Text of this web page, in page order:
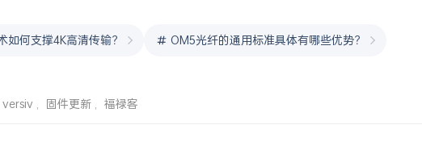
何支撑4K高清传输？ OM5光纤的通用标准具体有哪些优势？
versiv , 固件更新 , 福禄客